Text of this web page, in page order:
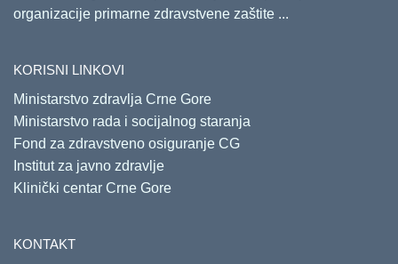
organizacije primarne zdravstvene zaštite ...
KORISNI LINKOVI
Ministarstvo zdravlja Crne Gore
Ministarstvo rada i socijalnog staranja
Fond za zdravstveno osiguranje CG
Institut za javno zdravlje
Klinički centar Crne Gore
KONTAKT